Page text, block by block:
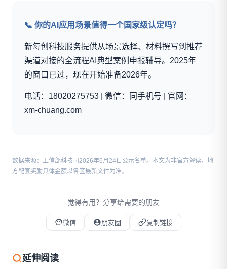
📞 你的AI应用场景值得一个国家级认定吗？
新每创科技服务提供从场景选择、材料撰写到推荐
渠道对接的全流程AI典型案例申报辅导。2025年
的窗口已过，现在开始准备2026年。
电话：18020275753 | 微信：同手机号 | 官网：
xm-chuang.com
数据来源：工信部科技司2026年6月24日公示名单。本文为非官方解读，地
方配套奖励具体金额以各区最新文件为准。
觉得有用？分享给需要的朋友
微信 朋友圈 复制链接
微信扫码打开本文
延伸阅读